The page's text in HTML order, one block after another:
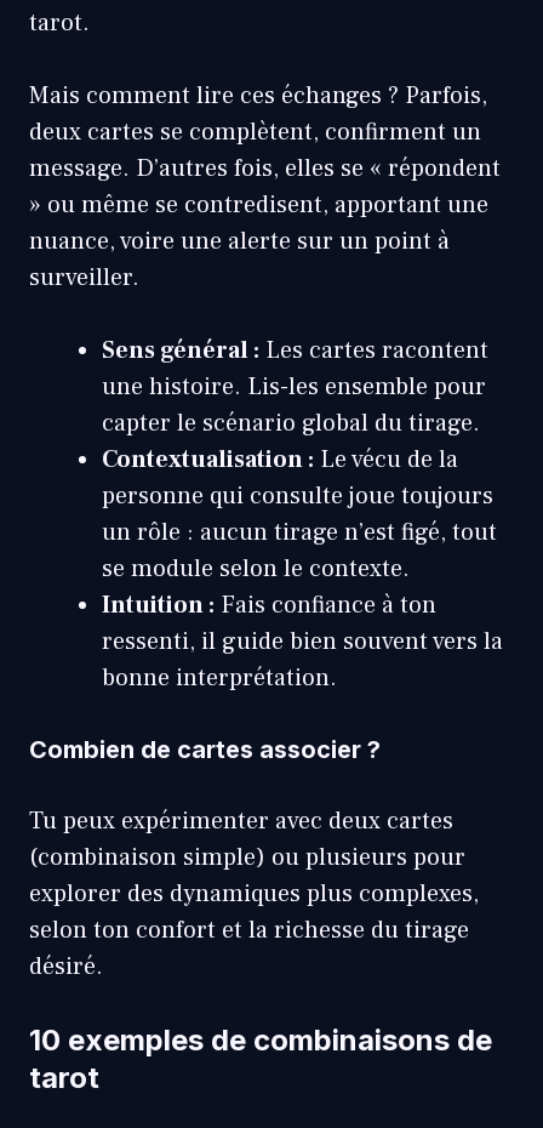
tarot.
Mais comment lire ces échanges ? Parfois,
deux cartes se complètent, confirment un
message. D’autres fois, elles se « répondent
» ou même se contredisent, apportant une
nuance, voire une alerte sur un point à
surveiller.
Sens général : Les cartes racontent
une histoire. Lis-les ensemble pour
capter le scénario global du tirage.
Contextualisation : Le vécu de la
personne qui consulte joue toujours
un rôle : aucun tirage n’est figé, tout
se module selon le contexte.
Intuition : Fais confiance à ton
ressenti, il guide bien souvent vers la
bonne interprétation.
Combien de cartes associer ?
Tu peux expérimenter avec deux cartes
(combinaison simple) ou plusieurs pour
explorer des dynamiques plus complexes,
selon ton confort et la richesse du tirage
désiré.
10 exemples de combinaisons de
tarot